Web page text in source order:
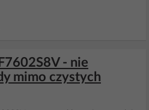
- nie
mimo czystych